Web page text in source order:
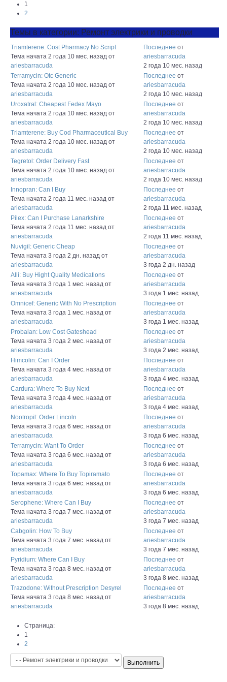
1
2
Темы в категории: Ремонт электрики и проводки
Triamterene: Cost Pharmacy No Script
Тема начата 2 года 10 мес. назад от
ariesbarracuda
Последнее от
ariesbarracuda
2 года 10 мес. назад
Terramycin: Otc Generic
Тема начата 2 года 10 мес. назад от
ariesbarracuda
Последнее от
ariesbarracuda
2 года 10 мес. назад
Uroxatral: Cheapest Fedex Mayo
Тема начата 2 года 10 мес. назад от
ariesbarracuda
Последнее от
ariesbarracuda
2 года 10 мес. назад
Triamterene: Buy Cod Pharmaceutical Buy
Тема начата 2 года 10 мес. назад от
ariesbarracuda
Последнее от
ariesbarracuda
2 года 10 мес. назад
Tegretol: Order Delivery Fast
Тема начата 2 года 10 мес. назад от
ariesbarracuda
Последнее от
ariesbarracuda
2 года 10 мес. назад
Innopran: Can I Buy
Тема начата 2 года 11 мес. назад от
ariesbarracuda
Последнее от
ariesbarracuda
2 года 11 мес. назад
Pilex: Can I Purchase Lanarkshire
Тема начата 2 года 11 мес. назад от
ariesbarracuda
Последнее от
ariesbarracuda
2 года 11 мес. назад
Nuvigil: Generic Cheap
Тема начата 3 года 2 дн. назад от
ariesbarracuda
Последнее от
ariesbarracuda
3 года 2 дн. назад
Alli: Buy Hight Quality Medications
Тема начата 3 года 1 мес. назад от
ariesbarracuda
Последнее от
ariesbarracuda
3 года 1 мес. назад
Omnicef: Generic With No Prescription
Тема начата 3 года 1 мес. назад от
ariesbarracuda
Последнее от
ariesbarracuda
3 года 1 мес. назад
Probalan: Low Cost Gateshead
Тема начата 3 года 2 мес. назад от
ariesbarracuda
Последнее от
ariesbarracuda
3 года 2 мес. назад
Himcolin: Can I Order
Тема начата 3 года 4 мес. назад от
ariesbarracuda
Последнее от
ariesbarracuda
3 года 4 мес. назад
Cardura: Where To Buy Next
Тема начата 3 года 4 мес. назад от
ariesbarracuda
Последнее от
ariesbarracuda
3 года 4 мес. назад
Nootropil: Order Lincoln
Тема начата 3 года 6 мес. назад от
ariesbarracuda
Последнее от
ariesbarracuda
3 года 6 мес. назад
Terramycin: Want To Order
Тема начата 3 года 6 мес. назад от
ariesbarracuda
Последнее от
ariesbarracuda
3 года 6 мес. назад
Topamax: Where To Buy Topiramato
Тема начата 3 года 6 мес. назад от
ariesbarracuda
Последнее от
ariesbarracuda
3 года 6 мес. назад
Serophene: Where Can I Buy
Тема начата 3 года 7 мес. назад от
ariesbarracuda
Последнее от
ariesbarracuda
3 года 7 мес. назад
Cabgolin: How To Buy
Тема начата 3 года 7 мес. назад от
ariesbarracuda
Последнее от
ariesbarracuda
3 года 7 мес. назад
Pyridium: Where Can I Buy
Тема начата 3 года 8 мес. назад от
ariesbarracuda
Последнее от
ariesbarracuda
3 года 8 мес. назад
Trazodone: Without Prescription Desyrel
Тема начата 3 года 8 мес. назад от
ariesbarracuda
Последнее от
ariesbarracuda
3 года 8 мес. назад
Страница:
1
2